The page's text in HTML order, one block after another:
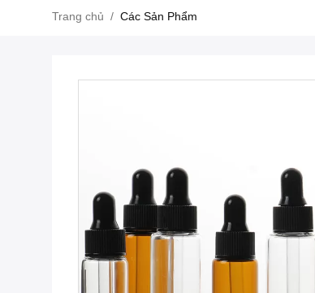
Trang chủ / Các Sản Phẩm